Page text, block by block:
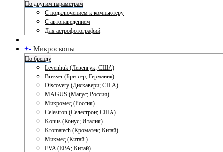
По другим параметрам
С подключением к компьютеру
С автонаведением
Для астрофотографий
+- Микроскопы
По бренду
Levenhuk (Левенгук; США)
Bresser (Брессер; Германия)
Discovery (Дискавери; США)
MAGUS (Магус; Россия)
Микромед (Россия)
Celestron (Селестрон; США)
Konus (Конус; Италия)
Kromatech (Кроматек; Китай)
Микмед (Китай.)
EVA (ЕВА; Китай)